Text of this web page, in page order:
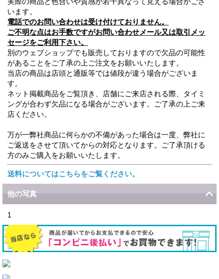
います。
電話でのお問い合わせは受け付けておりません。
ご不明な点はお手数ですがお問い合わせメール又は取引メッ
セージをご利用下さい。
別のウェブショップでも販売しておりますので欠品の可能性
があることをご了承の上ご注文をお願いいたします。
当店の商品は店頭と通販等では値段が違う場合がございま
す。
ネット掲載商品をご覧頂き、店舗にご来店される際、タイミ
ングが合わず欠品になる場合がございます。ご了承の上ご来
店ください。
万が一弊社商品に何らかの不備があった場合は一度、弊社に
ご返送をさせて頂いてからの対応となります。ご了承頂ける
方のみご購入をお願いいたします。
送料についてはこちらをご覧ください。
他の写真
1